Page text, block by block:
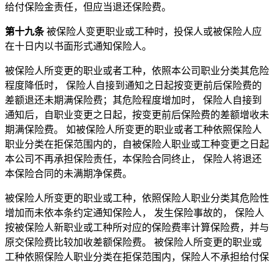
给付保险金责任，但应当退还保险费。
第十九条被保险人变更职业或工种时，投保人或被保险人应
在十日内以书面形式通知保险人。
被保险人所变更的职业或者工种，依照本公司职业分类其危险
程度降低时， 保险人自接到通知之日起按变更前后保险费的
差额退还未期满保险费；其危险程度增加时， 保险人自接到
通知后，自职业变更之日起，按变更前后保险费的差额增收未
期满保险费。 如被保险人所变更的职业或者工种依照保险人
职业分类在拒保范围内的，自被保险人职业或工种变更之日起
本公司不再承担保险责任，本保险合同终止， 保险人将退还
本保险合同的未满期净保费。
被保险人所变更的职业或工种，依照保险人职业分类其危险性
增加而未依本条约定通知保险人， 发生保险事故的， 保险人
按被保险人新职业或工种所对应的保险费率计算保险费，并与
原交保险费比较加收差额保险费。 被保险人所变更的职业或
工种依照保险人职业分类在拒保范围内，保险人不承担给付保